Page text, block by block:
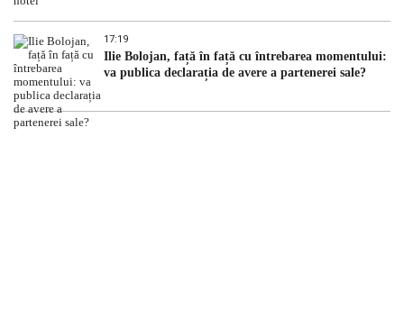
17:19
Ilie Bolojan, față în față cu întrebarea momentului:
va publica declarația de avere a partenerei sale?